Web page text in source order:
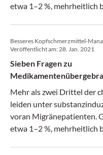
etwa 1–2 %, mehrheitlich
Besseres Kopfschmerzmittel-
Veröffentlicht am: 28. Jan. 2021
Sieben Fragen zu
Mehr als zwei Drittel der
leiden unter
voran Migränepatienten.
etwa 1–2 %, mehrheitlich